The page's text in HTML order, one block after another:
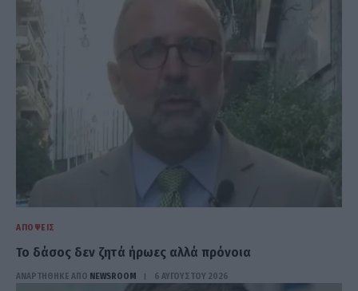
ΑΠΌΨΕΙΣ
Το δάσος δεν ζητά ήρωες αλλά πρόνοια
ΑΝΑΡΤΗΘΗΚΕ ΑΠΟ NEWSROOM 6 ΑΥΓΟΎΣΤΟΥ 2026